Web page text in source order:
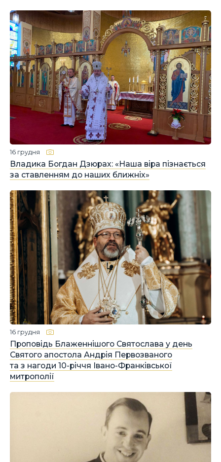
Владика Богдан Дзюрах: «Наша віра пізнається
за ставленням до наших ближніх»
16 грудня
Проповідь Блаженнішого Святослава у день
Святого апостола Андрія Первозваного
та з нагоди 10-річчя Івано-Франківської
митрополії
16 грудня